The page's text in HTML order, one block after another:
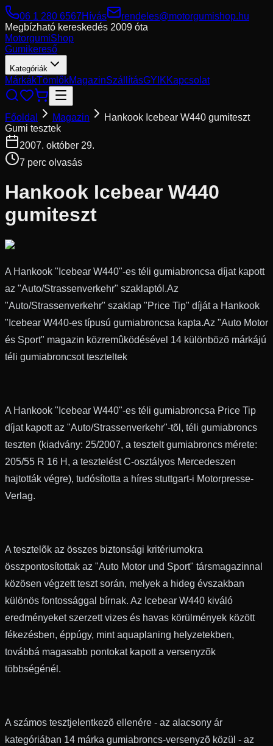
06 1 280 6567Hívás
rendeles@motorgumishop.hu
Megbízható kereskedés 2009 óta
MotorgumiShop
Gumikereső
Kategóriák
MárkákTömlőkMagazinSzállításGYIKKapcsolat
Főoldal Magazin
Hankook Icebear W440 gumiteszt
Gumi tesztek
2007. október 29.
7 perc olvasás
Hankook Icebear W440
gumiteszt
A Hankook "Icebear W440"-es téli gumiabroncsa díjat kapott
az "Auto/Strassenverkehr" szaklaptól.Az
"Auto/Strassenverkehr" szaklap "Price Tip" díját a Hankook
"Icebear W440-es típusú gumiabroncsa kapta.Az "Auto Motor
és Sport" magazin közremûködésével 14 különbözõ márkájú
téli gumiabroncsot teszteltek
A Hankook "Icebear W440"-es téli gumiabroncsa Price Tip
díjat kapott az "Auto/Strassenverkehr"-tõl, téli gumiabroncs
teszten (kiadvány: 25/2007, a tesztelt gumiabroncs mérete:
205/55 R 16 H, a tesztelést C-osztályos Mercedeszen
hajtották végre), tudósította a híres stuttgart-i Motorpresse-
Verlag.
A tesztelõk az összes biztonsági kritériumokra
összpontosítottak az "Auto Motor und Sport" társmagazinnal
közösen végzett teszt során, melyek a hideg évszakban
különös fontossággal bírnak. Az Icebear W440 kiváló
eredményeket szerzett vizes és havas körülmények között
fékezésben, éppúgy, mint aquaplaning helyzetekben,
továbbá magasabb pontokat kapott a versenyzõk
többségénél.
A számos tesztjelentkezõ ellenére - az alacsony ár
kategóriában 14 márka gumiabroncs-versenyzõ közül - az